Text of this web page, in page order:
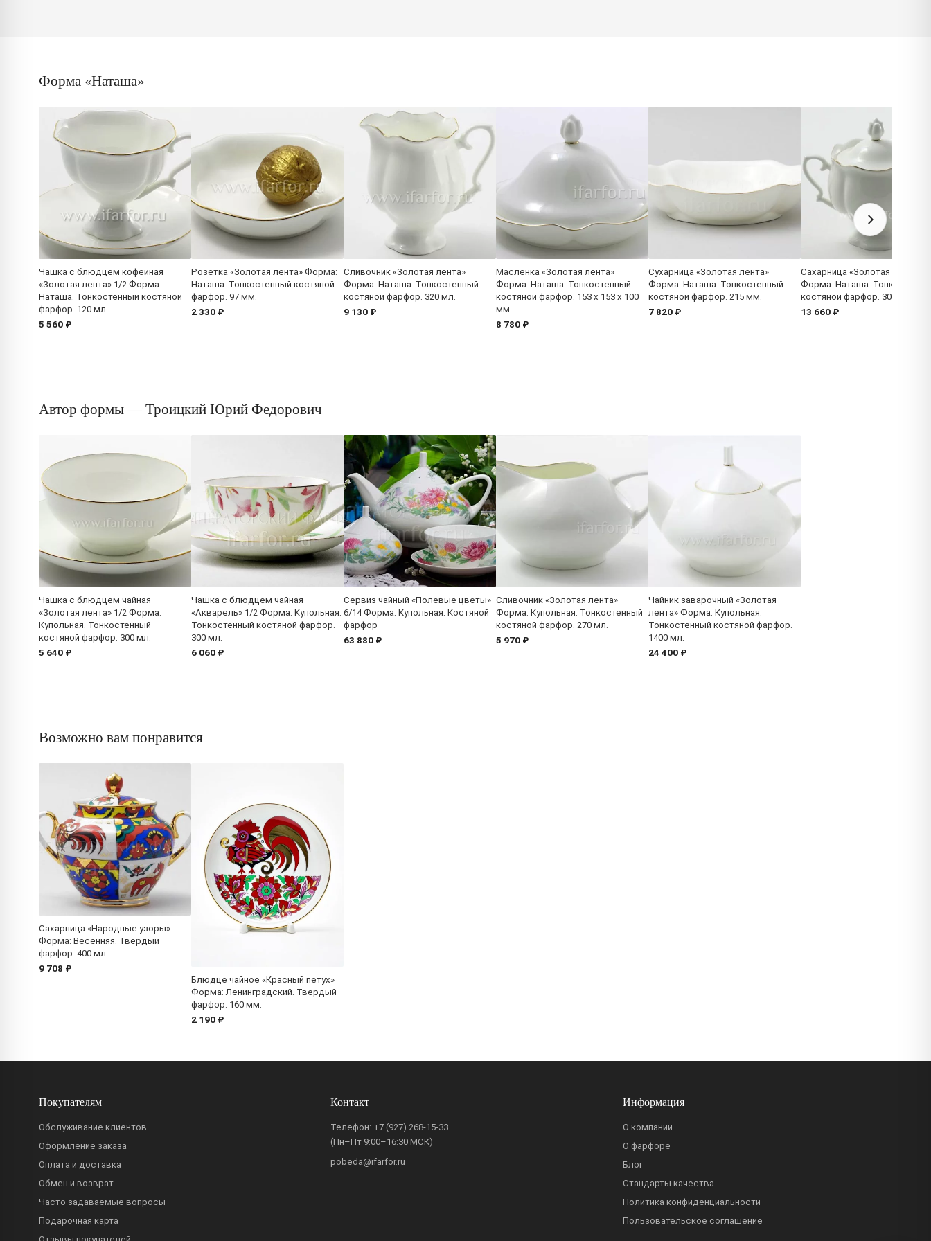
Форма «Наташа»
Чашка с блюдцем кофейная
«Золотая лента» 1/2 Форма:
Наташа. Тонкостенный костяной
фарфор. 120 мл.
5 560 ₽
Розетка «Золотая лента» Форма:
Наташа. Тонкостенный костяной
фарфор. 97 мм.
2 330 ₽
Сливочник «Золотая лента»
Форма: Наташа. Тонкостенный
костяной фарфор. 320 мл.
9 130 ₽
Масленка «Золотая лента»
Форма: Наташа. Тонкостенный
костяной фарфор. 153 x 153 x 100
мм.
8 780 ₽
Сухарница «Золотая лента»
Форма: Наташа. Тонкостенный
костяной фарфор. 215 мм.
7 820 ₽
Сахарница «Золотая лента»
Форма: Наташа.
костяной фарфор. 300 мл.
13 660 ₽
Автор формы — Троицкий Юрий Федорович
Чашка с блюдцем чайная
«Золотая лента» 1/2 Форма:
Купольная. Тонкостенный
костяной фарфор. 300 мл.
5 640 ₽
Чашка с блюдцем чайная
«Акварель» 1/2 Форма: Купольная.
Тонкостенный костяной фарфор.
300 мл.
6 060 ₽
Сервиз чайный «Полевые цветы»
6/14 Форма: Купольная. Костяной
фарфор
63 880 ₽
Сливочник «Золотая лента»
Форма: Купольная. Тонкостенный
костяной фарфор. 270 мл.
5 970 ₽
Чайник заварочный «Золотая
лента» Форма: Купольная.
Тонкостенный костяной фарфор.
1400 мл.
24 400 ₽
Возможно вам понравится
Сахарница «Народные узоры»
Форма: Весенняя. Твердый
фарфор. 400 мл.
9 708 ₽
Блюдце чайное «Красный петух»
Форма: Ленинградский. Твердый
фарфор. 160 мм.
2 190 ₽
Покупателям
Обслуживание клиентов
Оформление заказа
Оплата и доставка
Обмен и возврат
Часто задаваемые вопросы
Подарочная карта
Контакт
Телефон: +7 (927) 268-15-33
(Пн–Пт 9:00–16:30 МСК)
pobeda@ifarfor.ru
Информация
О компании
О фарфоре
Блог
Стандарты качества
Политика конфиденциальности
Пользовательское соглашение